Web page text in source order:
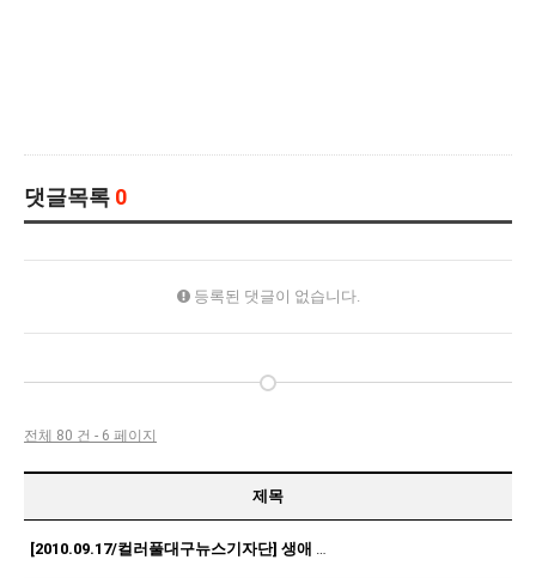
댓글목록 0
등록된 댓글이 없습니다.
전체 80 건 - 6 페이지
제목
[2010.09.17/컬러풀대구뉴스기자단] 생애 처음 보는 발레이야기